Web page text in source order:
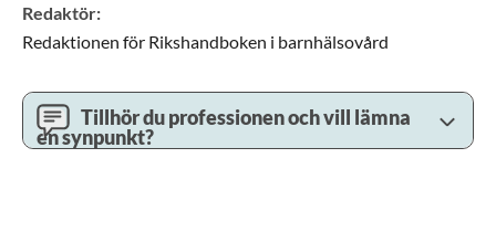
Redaktör:
Redaktionen för Rikshandboken i barnhälsovård
Tillhör du professionen och vill lämna
en synpunkt?